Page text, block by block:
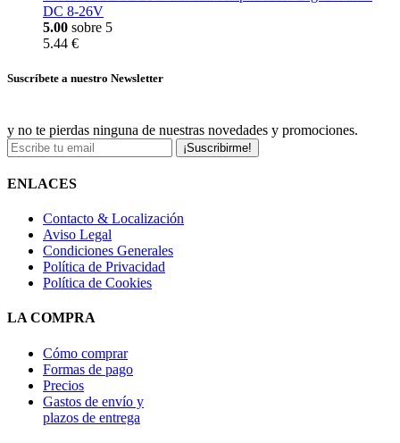
DC 8-26V
5.00 sobre 5
5.44 €
Suscríbete a nuestro Newsletter
y no te pierdas ninguna de nuestras novedades y promociones.
¡Suscribirme!
ENLACES
Contacto & Localización
Aviso Legal
Condiciones Generales
Política de Privacidad
Política de Cookies
LA COMPRA
Cómo comprar
Formas de pago
Precios
Gastos de envío y
plazos de entrega